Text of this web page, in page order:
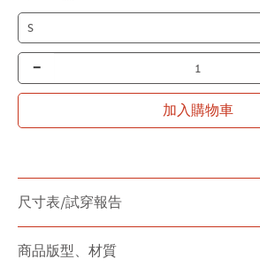
-
加入購物車
尺寸表/試穿報告
商品版型、材質